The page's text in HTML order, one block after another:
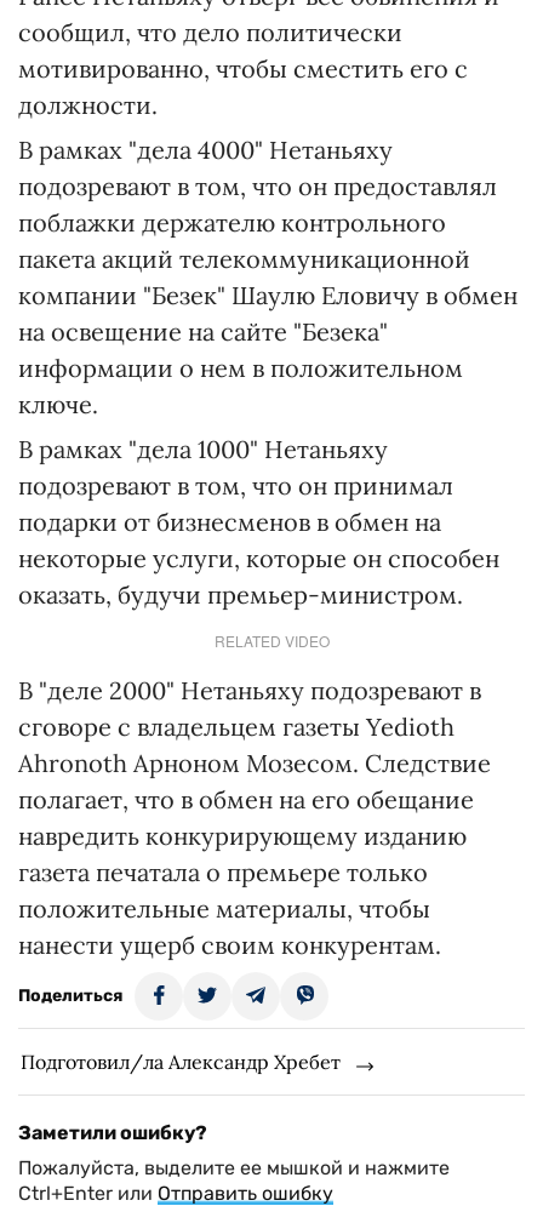
сообщил, что дело политически
мотивированно, чтобы сместить его с
должности.
В рамках "дела 4000" Нетаньяху
подозревают в том, что он предоставлял
поблажки держателю контрольного
пакета акций телекоммуникационной
компании "Безек" Шаулю Еловичу в обмен
на освещение на сайте "Безека"
информации о нем в положительном
ключе.
В рамках "дела 1000" Нетаньяху
подозревают в том, что он принимал
подарки от бизнесменов в обмен на
некоторые услуги, которые он способен
оказать, будучи премьер-министром.
RELATED VIDEO
В "деле 2000" Нетаньяху подозревают в
сговоре с владельцем газеты Yedioth
Ahronoth Арноном Мозесом. Следствие
полагает, что в обмен на его обещание
навредить конкурирующему изданию
газета печатала о премьере только
положительные материалы, чтобы
нанести ущерб своим конкурентам.
Поделиться
Подготовил/ла Александр Хребет
Заметили ошибку?
Пожалуйста, выделите ее мышкой и нажмите
Ctrl+Enter или Отправить ошибку